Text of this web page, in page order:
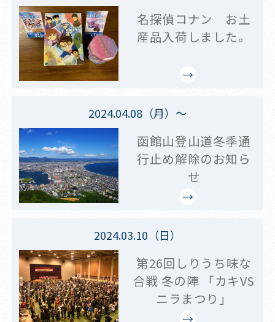
名探偵コナン お土
産品入荷しました。
2024.04.08（月）～
函館山登山道冬季通
行止め解除のお知ら
せ
2024.03.10（日）
第26回しりうち味な
合戦 冬の陣 「カキVS
ニラまつり」